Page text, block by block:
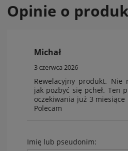
Opinie o
Michał
3 czerwca 2026
Rewelacyjny produkt. Nie
jak pozbyć się pcheł. Ten
oczekiwania już 3
Polecam
Imię lub pseudonim: